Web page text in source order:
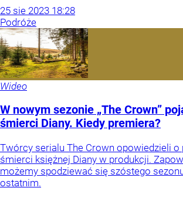
25 sie 2023 18:28
Podróże
Wideo
W nowym sezonie „The Crown”
śmierci Diany. Kiedy premiera?
Twórcy serialu The Crown opowiedzieli o
śmierci księżnej Diany w produkcji.
możemy spodziewać się szóstego
ostatnim.